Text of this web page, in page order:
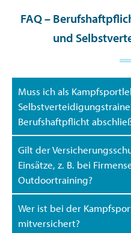
FAQ –
und
Muss ich als
Berufshaftpflicht
Gilt der
Einsätze, z. B. bei
Outdoortraining?
Wer ist bei der
mitversichert?